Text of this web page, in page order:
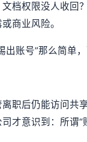
档权限没人收回
商业风险。
账号”那么简单
职后仍能访问共
才意识到：所谓“